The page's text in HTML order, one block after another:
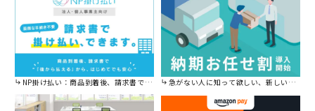
NP掛け払い：商品到着後、請求書で後から払えます。 急がない人に知って欲しい、新しい割引を始めました。